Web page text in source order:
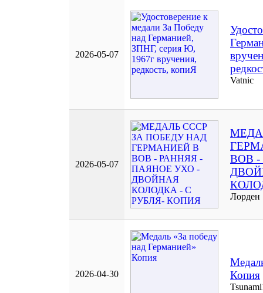
2026-05-07
Vatnic
2026-05-07
ВОВ -
Лорден
2026-04-30
Копия